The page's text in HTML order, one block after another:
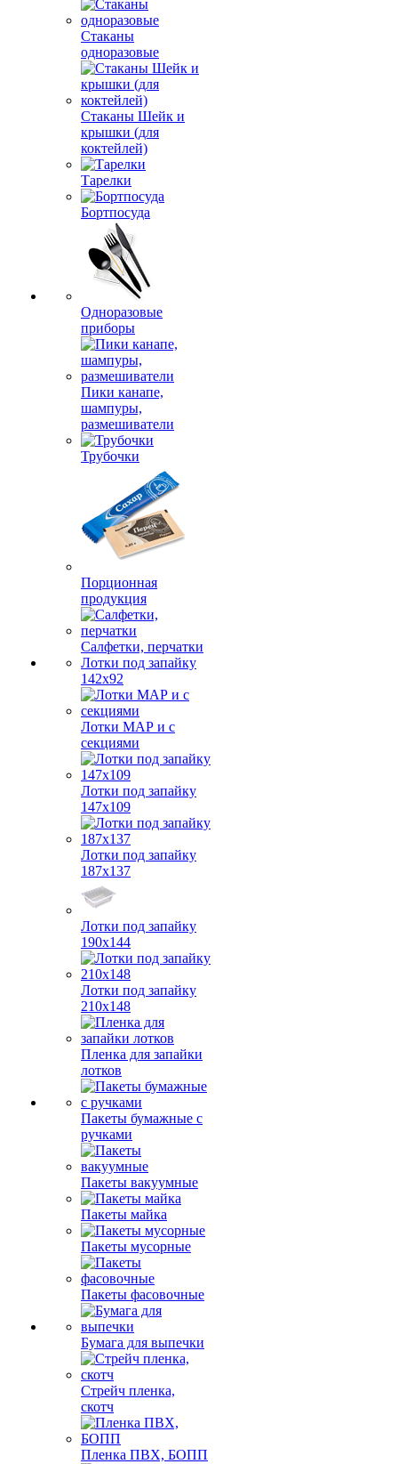
Стаканы
одноразовые
Стаканы Шейк и
крышки (для
коктейлей)
Тарелки
Бортпосуда
Одноразовые
приборы
Пики канапе,
шампуры,
размешиватели
Трубочки
Порционная
продукция
Салфетки, перчатки
Лотки под запайку
142х92
Лотки МАР и с
секциями
Лотки под запайку
147х109
Лотки под запайку
187х137
Лотки под запайку
190х144
Лотки под запайку
210х148
Пленка для запайки
лотков
Пакеты бумажные с
ручками
Пакеты вакуумные
Пакеты майка
Пакеты мусорные
Пакеты фасовочные
Бумага для выпечки
Стрейч пленка,
скотч
Пленка ПВХ, БОПП